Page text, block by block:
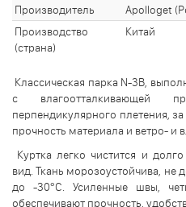
Производитель
Apolloget
Производство
(страна)
Китай
Классическая парка N-3B,
с влагоотталкивающей
перпендикулярного плетения, за
прочность материала и ветро- и
Куртка легко чистится и
вид. Ткань морозоустойчива, не
до -30°С. Усиленные швы,
обеспечивают прочность,